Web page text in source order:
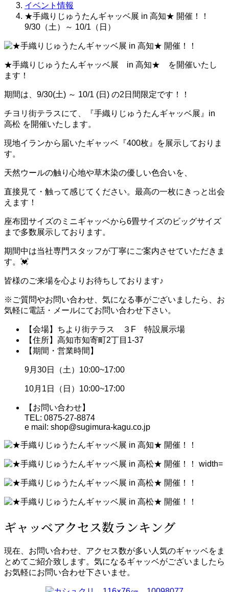
イベント情報
★手織りじゅうたんギャッベ展 in 高知★ 開催！！
9/30（土）～ 10/1（日）
★手織りじゅうたんギャッベ展 in 高知★ を開催いたし
ます！
期間は、9/30(土) ～ 10/1 (日) の2日間限定です！！
チヨリ街テラスにて、『手織りじゅうたんギャッベ展』in
高松 を開催いたします。
現地イランから届いたギャッベ『400枚』を展示しておりま
す。
天然ウールの触り心地や草木染の優しい色合いを、
直接見て・触って感じてください。最高の一枚にきっと出会
えます！
座布団サイズのミニギャッベから6畳サイズのビッグサイズ
まで多数展示しております。
期間中は当社専門スタッフが丁寧にご案内させていただきま
す。💓
皆様のご来場を心よりお待ちしております♪
※ご質問やお問い合わせ、気になる事がございましたら、お
気軽に電話・メールにてお問い合わせ下さい。
【会場】ちより街テラス ３F 特設展示場
【住所】高知市知寄町2丁目1-37
【期間・営業時間】
9月30日（土）10:00~17:00
10月1日（日）10:00~17:00
【お問い合わせ】
TEL: 0875-27-8874
e mail: shop@sugimura-kagu.co.jp
ギャッベアクセス数ランキング
現在、お問い合わせ、アクセス数が多い人気のギャッベをま
とめてご紹介致します。気になるギャッベがございましたら
お気軽にお問い合わせ下さいませ。